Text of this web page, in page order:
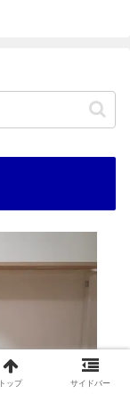
トップ サイドバー